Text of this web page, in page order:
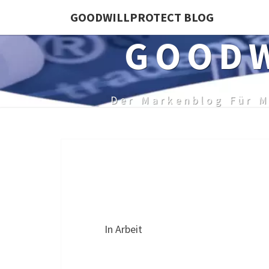
content
GOODWILLPROTECT BLOG
Der Markenblog Für
In Arbeit